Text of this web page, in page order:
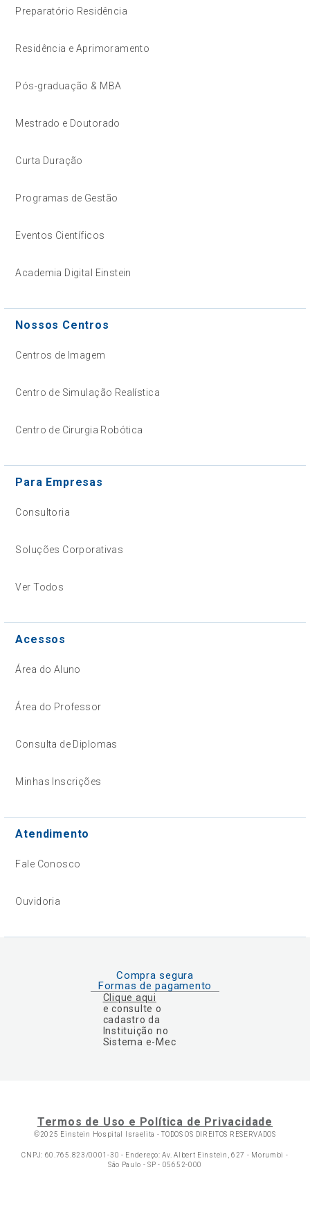
Preparatório Residência
Residência e Aprimoramento
Pós-graduação & MBA
Mestrado e Doutorado
Curta Duração
Programas de Gestão
Eventos Científicos
Academia Digital Einstein
Nossos Centros
Centros de Imagem
Centro de Simulação Realística
Centro de Cirurgia Robótica
Para Empresas
Consultoria
Soluções Corporativas
Ver Todos
Acessos
Área do Aluno
Área do Professor
Consulta de Diplomas
Minhas Inscrições
Atendimento
Fale Conosco
Ouvidoria
Compra segura
Formas de pagamento
Clique aqui
e consulte o
cadastro da
Instituição no
Sistema e-Mec
Termos de Uso e Política de Privacidade
©2025 Einstein Hospital Israelita -TODOS OS DIREITOS RESERVADOS
CNPJ: 60.765.823/0001-30 - Endereço: Av. Albert Einstein, 627 - Morumbi -
São Paulo - SP - 05652-000